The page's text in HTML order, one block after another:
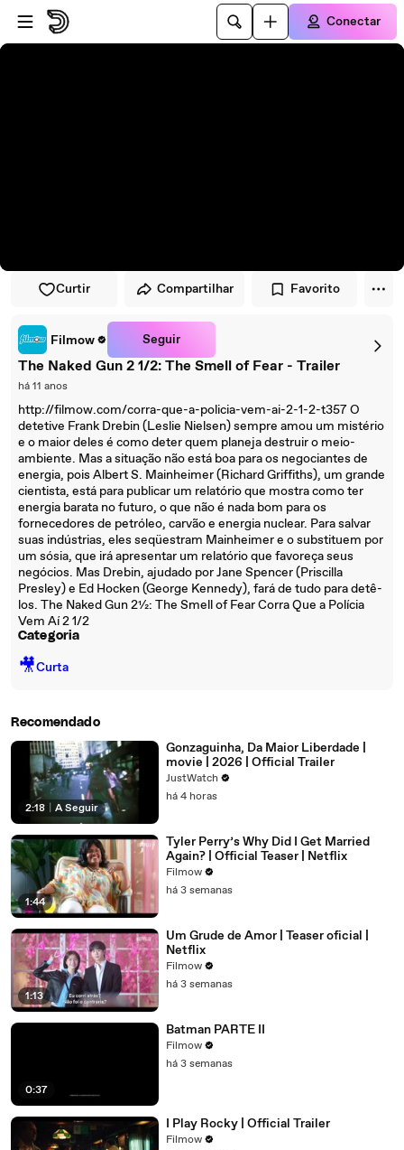
Pular para o player
Ir para o conteúdo principal
Conectar
Curtir Compartilhar Favorito
Filmow Seguir
The Naked Gun 2 1/2: The Smell of Fear - Trailer
há 11 anos
http://filmow.com/corra-que-a-policia-vem-ai-2-1-2-t357 O
detetive Frank Drebin (Leslie Nielsen) sempre amou um mistério
e o maior deles é como deter quem planeja destruir o meio-
ambiente. Mas a situação não está boa para os negociantes de
energia, pois Albert S. Mainheimer (Richard Griffiths), um grande
cientista, está para publicar um relatório que mostra como ter
energia barata no futuro, o que não é nada bom para os
fornecedores de petróleo, carvão e energia nuclear. Para salvar
suas indústrias, eles seqüestram Mainheimer e o substituem por
um sósia, que irá apresentar um relatório que favoreça seus
negócios. Mas Drebin, ajudado por Jane Spencer (Priscilla
Presley) e Ed Hocken (George Kennedy), fará de tudo para detê-
los. The Naked Gun 2½: The Smell of Fear Corra Que a Polícia
Vem Aí 2 1/2
Categoria
🎥Curta
Recomendado
2:18 A Seguir
Gonzaguinha, Da Maior Liberdade |
movie | 2026 | Official Trailer
JustWatch
há 4 horas
1:44
Tyler Perry’s Why Did I Get Married
Again? | Official Teaser | Netflix
Filmow
há 3 semanas
1:13
Um Grude de Amor | Teaser oficial |
Netflix
Filmow
há 3 semanas
0:37
Batman PARTE II
Filmow
há 3 semanas
I Play Rocky | Official Trailer
Filmow